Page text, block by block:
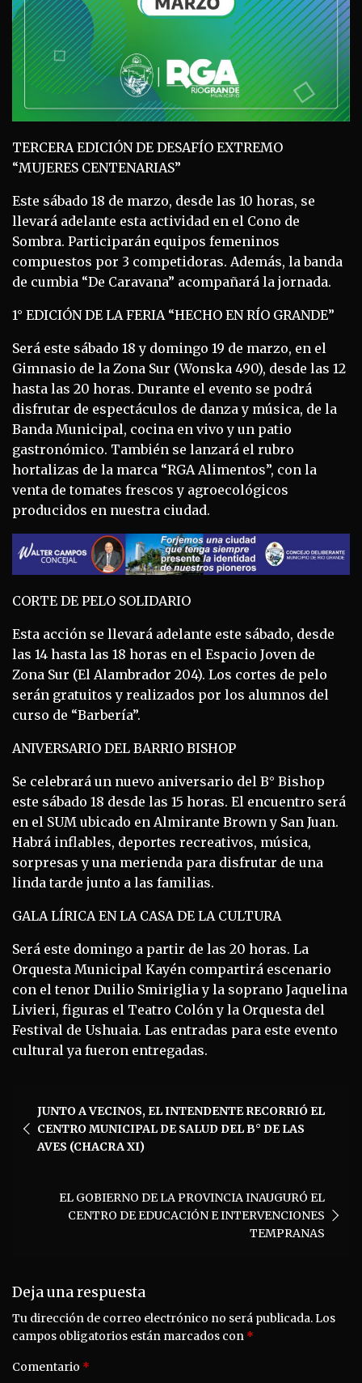
TERCERA EDICIÓN DE DESAFÍO EXTREMO
“MUJERES CENTENARIAS”
Este sábado 18 de marzo, desde las 10 horas, se
llevará adelante esta actividad en el Cono de
Sombra. Participarán equipos femeninos
compuestos por 3 competidoras. Además, la banda
de cumbia “De Caravana” acompañará la jornada.
1° EDICIÓN DE LA FERIA “HECHO EN RÍO GRANDE”
Será este sábado 18 y domingo 19 de marzo, en el
Gimnasio de la Zona Sur (Wonska 490), desde las 12
hasta las 20 horas. Durante el evento se podrá
disfrutar de espectáculos de danza y música, de la
Banda Municipal, cocina en vivo y un patio
gastronómico. También se lanzará el rubro
hortalizas de la marca “RGA Alimentos”, con la
venta de tomates frescos y agroecológicos
producidos en nuestra ciudad.
CORTE DE PELO SOLIDARIO
Esta acción se llevará adelante este sábado, desde
las 14 hasta las 18 horas en el Espacio Joven de
Zona Sur (El Alambrador 204). Los cortes de pelo
serán gratuitos y realizados por los alumnos del
curso de “Barbería”.
ANIVERSARIO DEL BARRIO BISHOP
Se celebrará un nuevo aniversario del B° Bishop
este sábado 18 desde las 15 horas. El encuentro será
en el SUM ubicado en Almirante Brown y San Juan.
Habrá inflables, deportes recreativos, música,
sorpresas y una merienda para disfrutar de una
linda tarde junto a las familias.
GALA LÍRICA EN LA CASA DE LA CULTURA
Será este domingo a partir de las 20 horas. La
Orquesta Municipal Kayén compartirá escenario
con el tenor Duilio Smiriglia y la soprano Jaquelina
Livieri, figuras el Teatro Colón y la Orquesta del
Festival de Ushuaia. Las entradas para este evento
cultural ya fueron entregadas.
de
entradas
JUNTO A VECINOS, EL INTENDENTE RECORRIÓ EL
CENTRO MUNICIPAL DE SALUD DEL B° DE LAS
AVES (CHACRA XI)
EL GOBIERNO DE LA PROVINCIA INAUGURÓ EL
CENTRO DE EDUCACIÓN E INTERVENCIONES
TEMPRANAS
Deja una respuesta
Tu dirección de correo electrónico no será publicada.Los
campos obligatorios están marcados con *
Comentario *